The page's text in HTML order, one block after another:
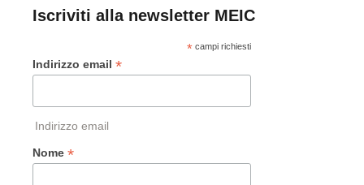
Iscriviti alla newsletter MEIC
*campi richiesti
Indirizzo email *
Indirizzo email
Nome *